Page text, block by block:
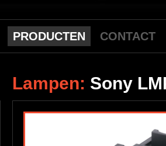
PRODUCTEN CONTACT
Lampen: Sony